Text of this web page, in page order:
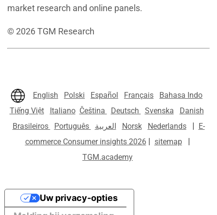
market research and online panels.
© 2026TGM Research
English Polski Español Français
Bahasa Indo
Tiếng Việt
Italiano Čeština Deutsch Svenska
Danish
Brasileiros
Português العربية Norsk Nederlands | E-
commerce Consumer insights 2026 | sitemap |
TGM.academy
Uw privacy-opties